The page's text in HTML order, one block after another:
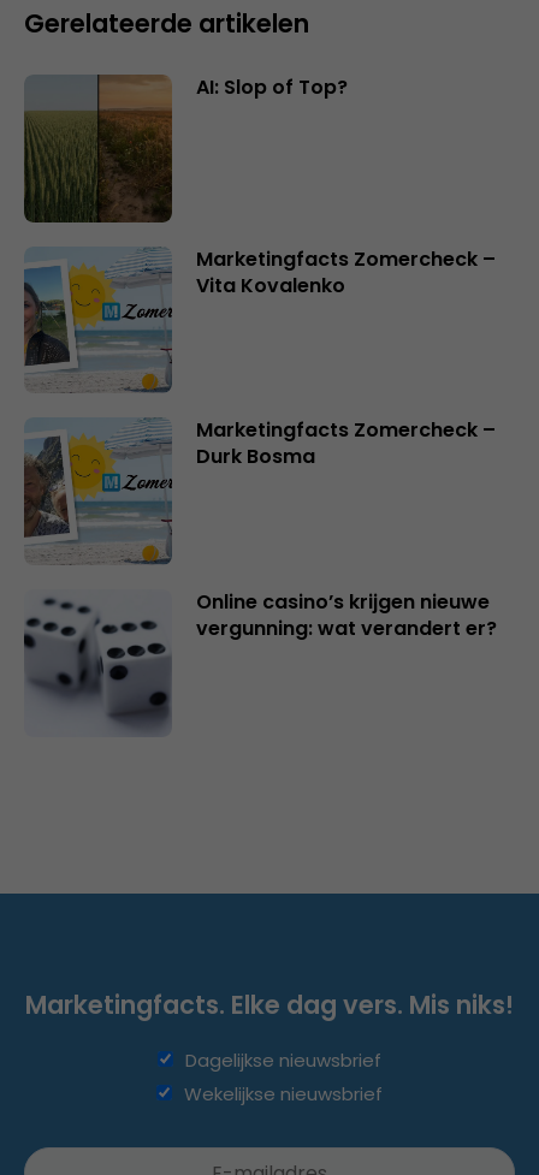
Gerelateerde artikelen
AI: Slop of Top?
Marketingfacts Zomercheck –
Vita Kovalenko
Marketingfacts Zomercheck –
Durk Bosma
Online casino’s krijgen nieuwe
vergunning: wat verandert er?
Marketingfacts. Elke dag vers. Mis niks!
Dagelijkse nieuwsbrief
Wekelijkse nieuwsbrief